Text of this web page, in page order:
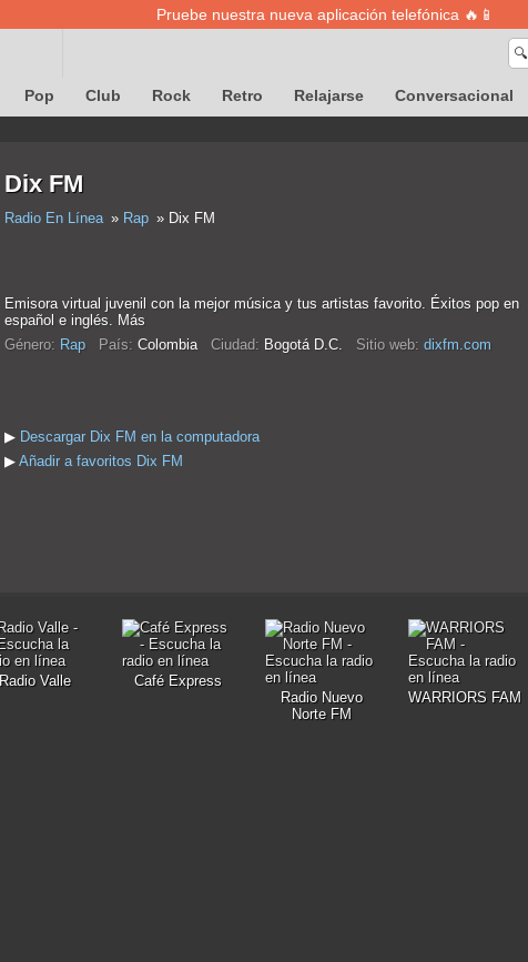
Pruebe nuestra nueva aplicación telefónica 🔥📱
🔍
Pop Club Rock Retro Relajarse Conversacional
Dix FM
Radio En Línea Rap Dix FM
Emisora virtual juvenil con la mejor música y tus artistas favorito. Éxitos pop en
español e inglés. Más
Género: Rap País: Colombia Ciudad: Bogotá D.C. Sitio web: dixfm.com
▶ Descargar Dix FM en la computadora
▶ Añadir a favoritos Dix FM
Radio Valle
Café Express
Radio Nuevo
Norte FM
WARRIORS FAM